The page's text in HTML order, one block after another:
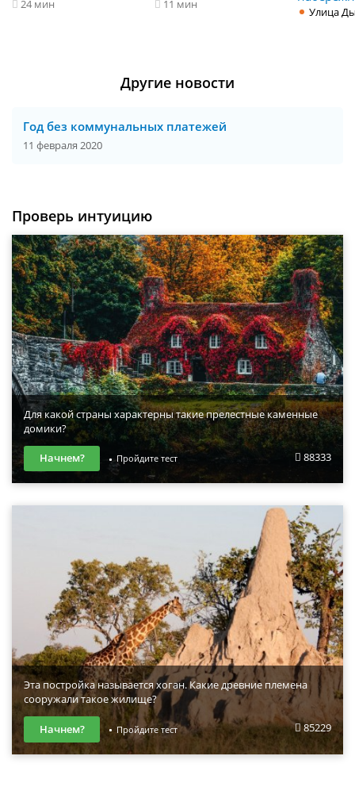
24 мин
11 мин
Улица
Другие новости
Год без коммунальных платежей
11 февраля 2020
Проверь интуицию
Для какой страны характерны такие прелестные каменные
домики?
88333
Начнем? Пройдите тест
Эта постройка называется хоган. Какие древние племена
сооружали такое жилище?
85229
Начнем? Пройдите тест